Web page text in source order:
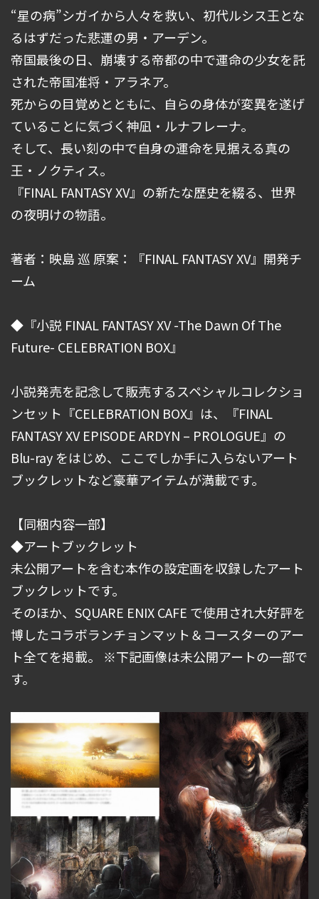
“星の病”シガイから人々を救い、初代ルシス王とな
るはずだった悲運の男・アーデン。
帝国最後の日、崩壊する帝都の中で運命の少女を託
された帝国准将・アラネア。
死からの目覚めとともに、自らの身体が変異を遂げ
ていることに気づく神凪・ルナフレーナ。
そして、長い刻の中で自身の運命を見据える真の
王・ノクティス。
『FINAL FANTASY XV』の新たな歴史を綴る、世界
の夜明けの物語。
著者：映島 巡 原案：『FINAL FANTASY XV』開発チ
ーム
◆『小説 FINAL FANTASY XV -The Dawn Of The
Future- CELEBRATION BOX』
小説発売を記念して販売するスペシャルコレクショ
ンセット『CELEBRATION BOX』は、『FINAL
FANTASY XV EPISODE ARDYN – PROLOGUE』の
Blu-ray をはじめ、ここでしか手に入らないアート
ブックレットなど豪華アイテムが満載です。
【同梱内容一部】
◆アートブックレット
未公開アートを含む本作の設定画を収録したアート
ブックレットです。
そのほか、SQUARE ENIX CAFE で使用され大好評を
博したコラボランチョンマット＆コースターのアー
ト全てを掲載。 ※下記画像は未公開アートの一部で
す。